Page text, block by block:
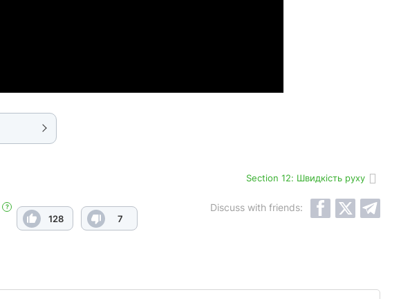
Section 12: Швидкість руху
?
128 7
Discuss with friends: